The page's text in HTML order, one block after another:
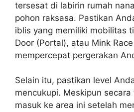
tersesat di labirin rumah
pohon raksasa. Pastikan
iblis yang memiliki mobilitas
Door (Portal), atau Mink
mempercepat pergerakan
Selain itu, pastikan level
mencukupi. Meskipun
masuk ke area ini setelah